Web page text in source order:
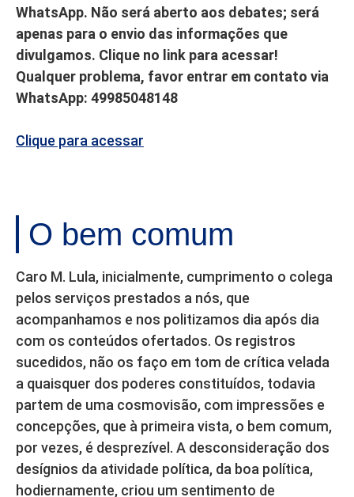
WhatsApp. Não será aberto aos debates; será
apenas para o envio das informações que
divulgamos. Clique no link para acessar!
Qualquer problema, favor entrar em contato via
WhatsApp: 49985048148
Clique para acessar
O bem comum
Caro M. Lula, inicialmente, cumprimento o colega
pelos serviços prestados a nós, que
acompanhamos e nos politizamos dia após dia
com os conteúdos ofertados. Os registros
sucedidos, não os faço em tom de crítica velada
a quaisquer dos poderes constituídos, todavia
partem de uma cosmovisão, com impressões e
concepções, que à primeira vista, o bem comum,
por vezes, é desprezível. A desconsideração dos
desígnios da atividade política, da boa política,
hodiernamente, criou um sentimento de